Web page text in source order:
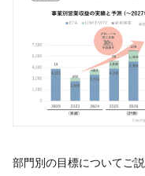
部門別の目標についてご説